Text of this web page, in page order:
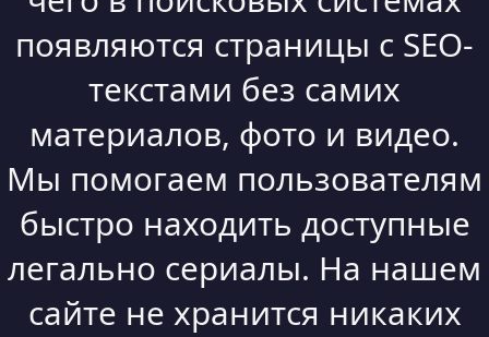
появляются страницы с SEO-
текстами без самих
материалов, фото и видео.
Мы помогаем пользователям
быстро находить доступные
легально сериалы. На нашем
сайте не хранится никаких